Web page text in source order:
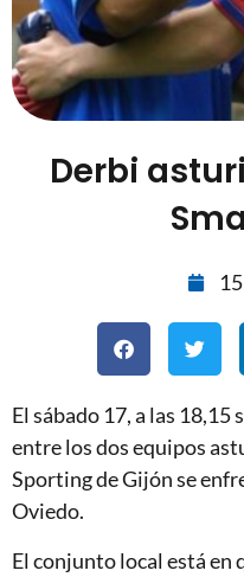
Derbi
El sábado 17, a las
entre los dos equipos
Sporting de Gijón se
Oviedo.
El conjunto local está en